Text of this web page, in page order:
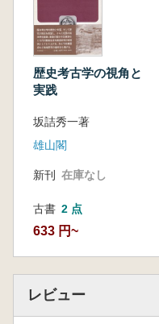
歴史考古学の視角と
実践
坂詰秀一著
雄山閣
新刊 在庫なし
古書 2 点
633 円~
レビュー